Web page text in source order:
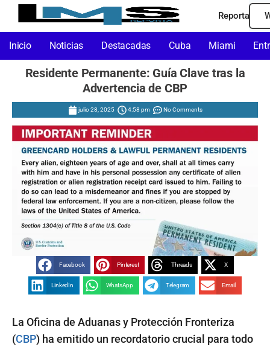
Reporta
Inicio Noticias Destacadas Cuba Miami
Residente Permanente: Guía Clave tras la
Advertencia de CBP
julio 28, 2025 4:58 pm No Comments
Facebook Pinterest Threads X
LinkedIn WhatsApp Telegram Email
La Oficina de Aduanas y Protección Fronteriza
(CBP) ha emitido un recordatorio crucial para todo